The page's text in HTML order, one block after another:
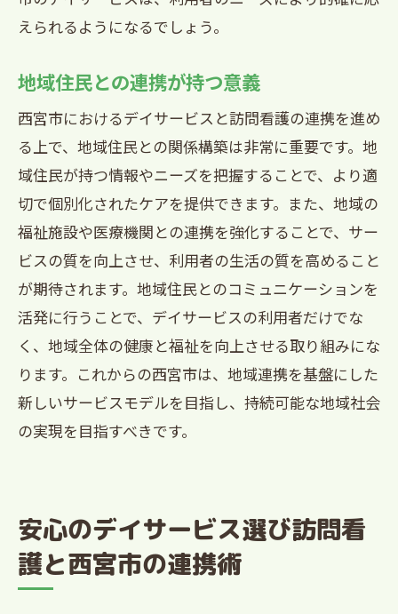
えられるようになるでしょう。
地域住民との連携が持つ意義
西宮市におけるデイサービスと訪問看護の連携を進め
る上で、地域住民との関係構築は非常に重要です。地
域住民が持つ情報やニーズを把握することで、より適
切で個別化されたケアを提供できます。また、地域の
福祉施設や医療機関との連携を強化することで、サー
ビスの質を向上させ、利用者の生活の質を高めること
が期待されます。地域住民とのコミュニケーションを
活発に行うことで、デイサービスの利用者だけでな
く、地域全体の健康と福祉を向上させる取り組みにな
ります。これからの西宮市は、地域連携を基盤にした
新しいサービスモデルを目指し、持続可能な地域社会
の実現を目指すべきです。
安心のデイサービス選び訪問看
護と西宮市の連携術